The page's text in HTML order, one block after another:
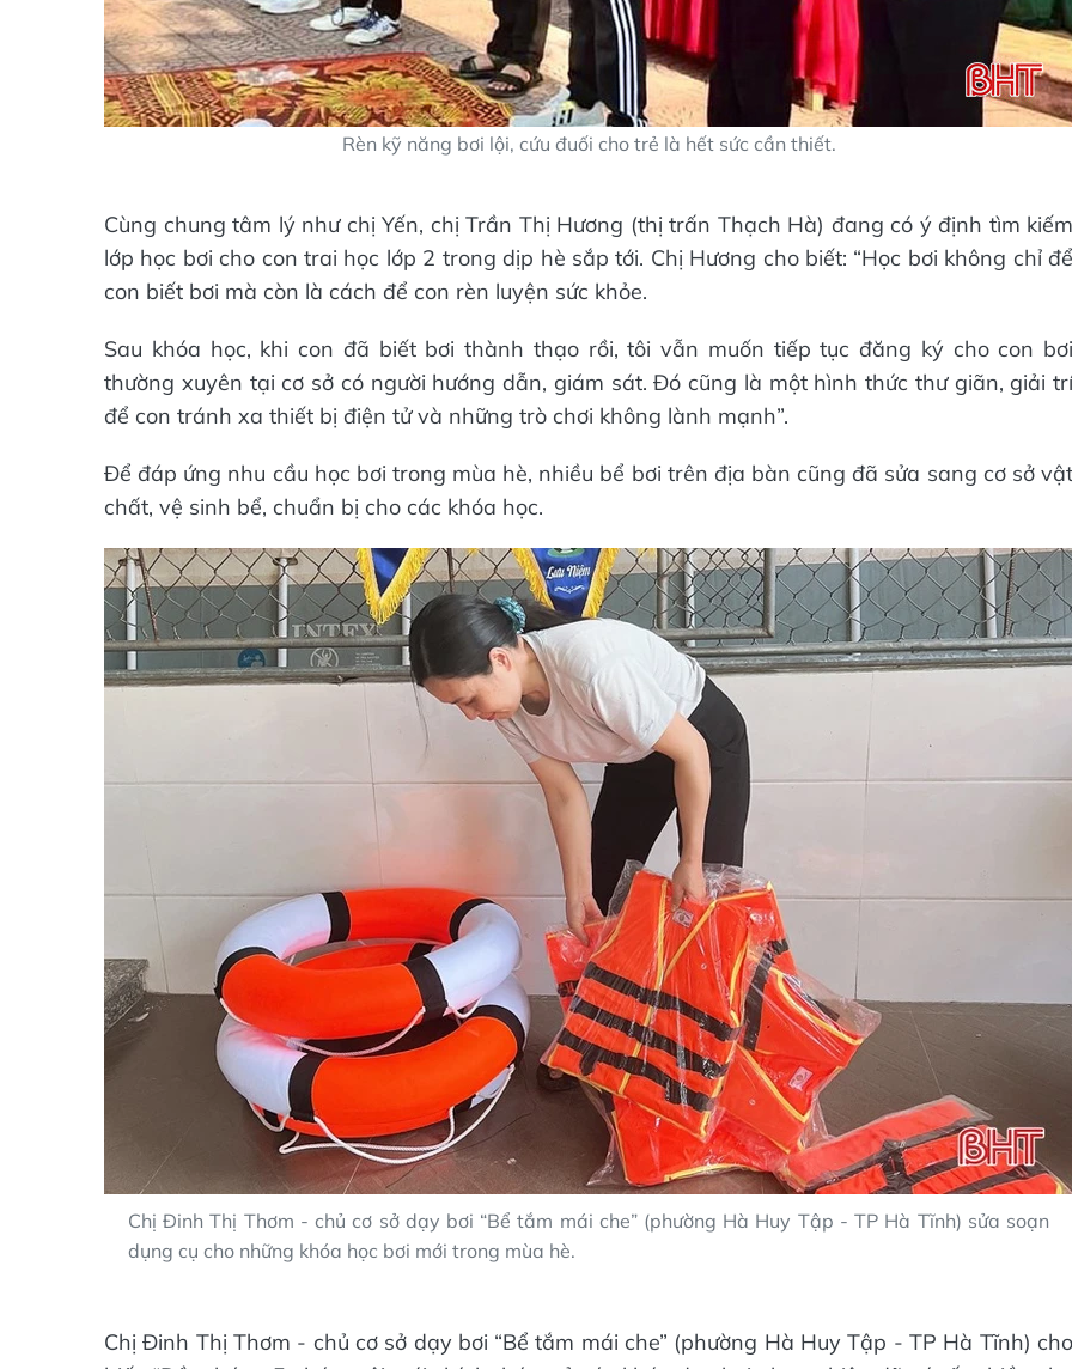
Rèn kỹ năng bơi lội, cứu đuối cho trẻ là hết sức cần thiết.
Cùng chung tâm lý như chị Yến, chị Trần Thị Hương (thị trấn Thạch Hà) đang có ý định tìm kiếm
lớp học bơi cho con trai học lớp 2 trong dịp hè sắp tới. Chị Hương cho biết: “Học bơi không chỉ để
con biết bơi mà còn là cách để con rèn luyện sức khỏe.
Sau khóa học, khi con đã biết bơi thành thạo rồi, tôi vẫn muốn tiếp tục đăng ký cho con bơi
thường xuyên tại cơ sở có người hướng dẫn, giám sát. Đó cũng là một hình thức thư giãn, giải trí
để con tránh xa thiết bị điện tử và những trò chơi không lành mạnh”.
Để đáp ứng nhu cầu học bơi trong mùa hè, nhiều bể bơi trên địa bàn cũng đã sửa sang cơ sở vật
chất, vệ sinh bể, chuẩn bị cho các khóa học.
Chị Đinh Thị Thơm - chủ cơ sở dạy bơi “Bể tắm mái che” (phường Hà Huy Tập - TP Hà Tĩnh) sửa soạn
dụng cụ cho những khóa học bơi mới trong mùa hè.
Chị Đinh Thị Thơm - chủ cơ sở dạy bơi “Bể tắm mái che” (phường Hà Huy Tập - TP Hà Tĩnh) cho